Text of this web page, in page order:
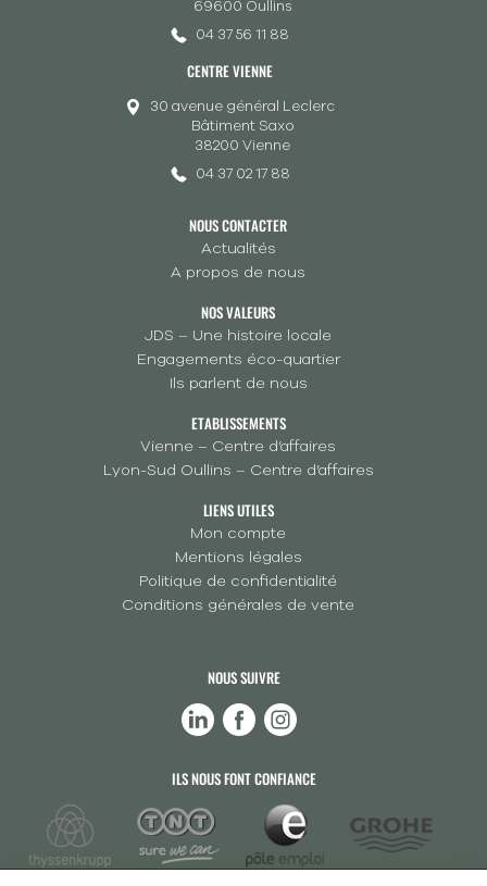
69600 Oullins
04 37 56 11 88
CENTRE VIENNE
30 avenue général Leclerc
Bâtiment Saxo
38200 Vienne
04 37 02 17 88
NOUS CONTACTER
Actualités
A propos de nous
NOS VALEURS
JDS – Une histoire locale
Engagements éco-quartier
Ils parlent de nous
ETABLISSEMENTS
Vienne – Centre d’affaires
Lyon-Sud Oullins – Centre d’affaires
LIENS UTILES
Mon compte
Mentions légales
Politique de confidentialité
Conditions générales de vente
NOUS SUIVRE
ILS NOUS FONT CONFIANCE